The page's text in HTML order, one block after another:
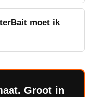
moet ik
Groot in